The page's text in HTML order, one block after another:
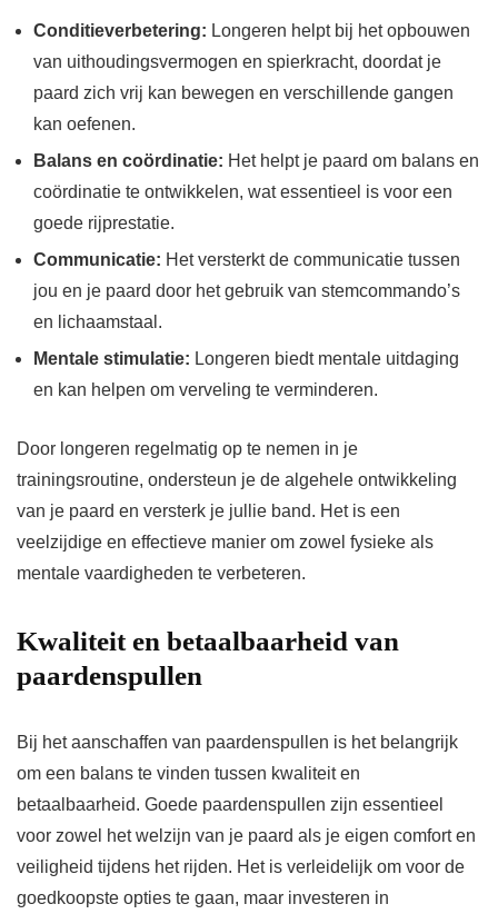
Conditieverbetering: Longeren helpt bij het opbouwen
van uithoudingsvermogen en spierkracht, doordat je
paard zich vrij kan bewegen en verschillende gangen
kan oefenen.
Balans en coördinatie: Het helpt je paard om balans en
coördinatie te ontwikkelen, wat essentieel is voor een
goede rijprestatie.
Communicatie: Het versterkt de communicatie tussen
jou en je paard door het gebruik van stemcommando’s
en lichaamstaal.
Mentale stimulatie: Longeren biedt mentale uitdaging
en kan helpen om verveling te verminderen.
Door longeren regelmatig op te nemen in je
trainingsroutine, ondersteun je de algehele ontwikkeling
van je paard en versterk je jullie band. Het is een
veelzijdige en effectieve manier om zowel fysieke als
mentale vaardigheden te verbeteren.
Kwaliteit en betaalbaarheid van
paardenspullen
Bij het aanschaffen van paardenspullen is het belangrijk
om een balans te vinden tussen kwaliteit en
betaalbaarheid. Goede paardenspullen zijn essentieel
voor zowel het welzijn van je paard als je eigen comfort en
veiligheid tijdens het rijden. Het is verleidelijk om voor de
goedkoopste opties te gaan, maar investeren in